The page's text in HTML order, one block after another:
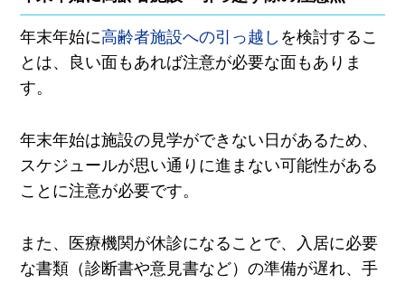
年末年始に高齢者施設への引っ越し を検討するこ
とは、良い面もあれば注意が必要な面もありま
す。
年末年始は施設の見学ができない日があるため、
スケジュールが思い通りに進まない可能性がある
ことに注意が必要です。
また、医療機関が休診になることで、入居に必要
な書類（診断書や意見書など）の準備が遅れ、手